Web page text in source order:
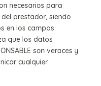
necesarios para
prestador, siendo
en los campos
que los datos
son veraces y
cualquier